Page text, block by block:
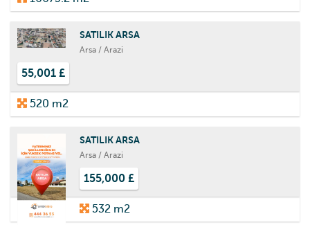
SATILIK ARSA
Arsa / Arazi
55,001 £
520 m2
SATILIK ARSA
Arsa / Arazi
155,000 £
532 m2